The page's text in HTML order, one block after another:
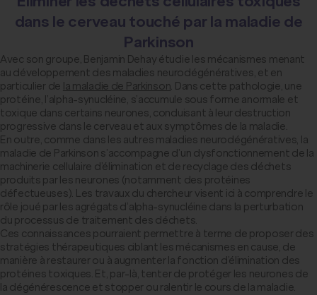
dans le cerveau touché par la maladie de
Parkinson
Avec son groupe, Benjamin Dehay étudie les mécanismes menant
au développement des maladies neurodégénératives, et en
particulier de la maladie de Parkinson. Dans cette pathologie, une
protéine, l’alpha-synucléine, s’accumule sous forme anormale et
toxique dans certains neurones, conduisant à leur destruction
progressive dans le cerveau et aux symptômes de la maladie.
En outre, comme dans les autres maladies neurodégénératives, la
maladie de Parkinson s’accompagne d’un dysfonctionnement de la
machinerie cellulaire d’élimination et de recyclage des déchets
produits par les neurones (notamment des protéines
défectueuses). Les travaux du chercheur visent ici à comprendre le
rôle joué par les agrégats d’alpha-synucléine dans la perturbation
du processus de traitement des déchets.
Ces connaissances pourraient permettre à terme de proposer des
stratégies thérapeutiques ciblant les mécanismes en cause, de
manière à restaurer ou à augmenter la fonction d’élimination des
protéines toxiques. Et, par-là, tenter de protéger les neurones de
la dégénérescence et stopper ou ralentir le cours de la maladie.